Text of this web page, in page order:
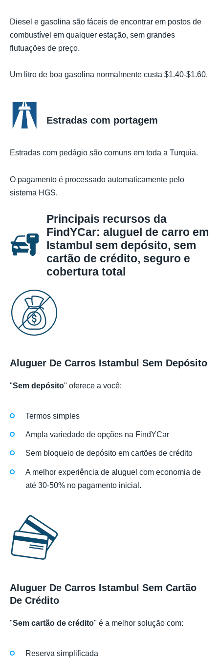
Diesel e gasolina são fáceis de encontrar em postos de
combustível em qualquer estação, sem grandes
flutuações de preço.
Um litro de boa gasolina normalmente custa $1.40-$1.60.
Estradas com portagem
Estradas com pedágio são comuns em toda a Turquia.
O pagamento é processado automaticamente pelo
sistema HGS.
Principais recursos da
FindYCar: aluguel de carro em
Istambul sem depósito, sem
cartão de crédito, seguro e
cobertura total
Aluguer De Carros Istambul Sem Depósito
"Sem depósito" oferece a você:
Termos simples
Ampla variedade de opções na FindYCar
Sem bloqueio de depósito em cartões de crédito
A melhor experiência de aluguel com economia de
até 30-50% no pagamento inicial.
Aluguer De Carros Istambul Sem Cartão
De Crédito
"Sem cartão de crédito" é a melhor solução com:
Reserva simplificada